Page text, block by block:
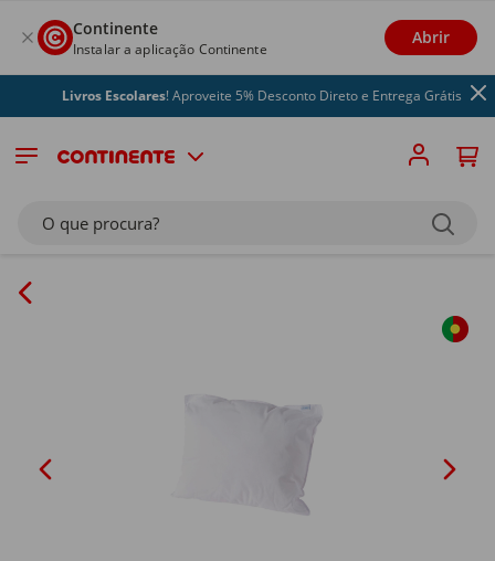
Continente
Instalar a aplicação Continente
Abrir
Livros Escolares! Aproveite 5% Desconto Direto e Entrega Grátis
O que procura?